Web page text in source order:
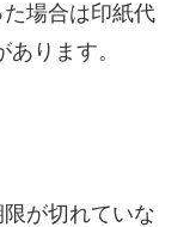
場合は印紙代
ります。
が切れていな